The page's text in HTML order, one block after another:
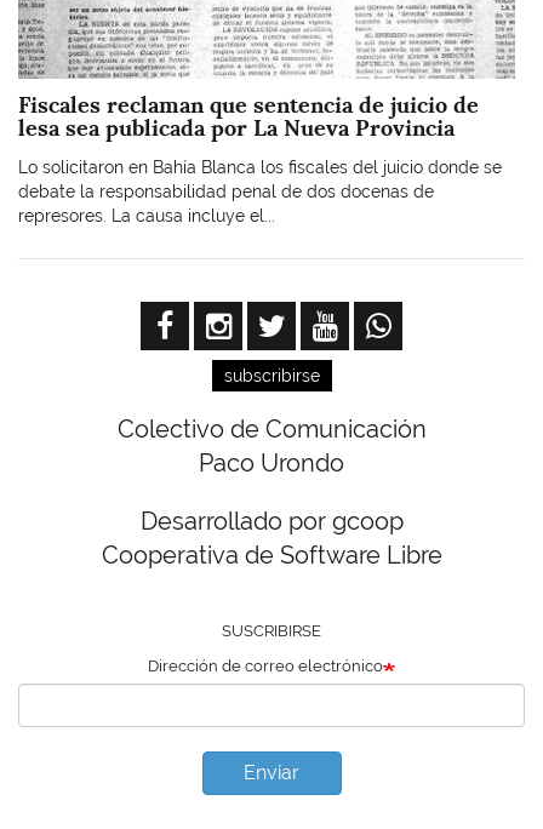
Fiscales reclaman que sentencia de juicio de
lesa sea publicada por La Nueva Provincia
Lo solicitaron en Bahía Blanca los fiscales del juicio donde se
debate la responsabilidad penal de dos docenas de
represores. La causa incluye el...
subscribirse
Colectivo de Comunicación
Paco Urondo
Desarrollado por gcoop
Cooperativa de Software Libre
SUSCRIBIRSE
Dirección de correo electrónico
Enviar